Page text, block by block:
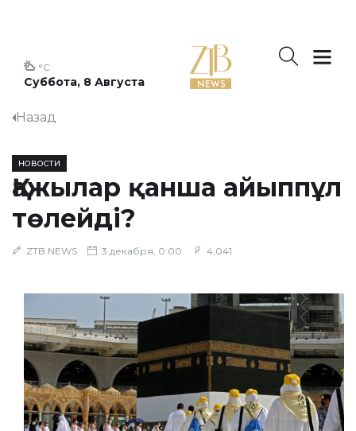
Суббота, 8 Августа
°C
Назад
НОВОСТИ
Қажылар қанша айыппұл
төлейді?
ZTB NEWS 3 декабря, 0:00 4,041